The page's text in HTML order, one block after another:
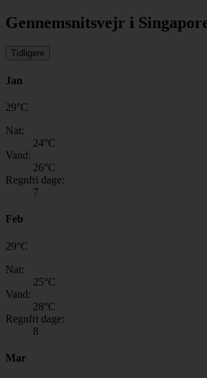
Gennemsnitsvejr i
Tidligere
Jan
29°C
Nat:
24°C
Vand:
26°C
Regnfri dage:
7
Feb
29°C
Nat:
25°C
Vand:
28°C
Regnfri dage:
8
Mar